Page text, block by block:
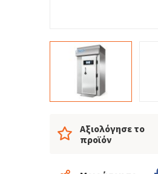
Αξιολόγησε το
προϊόν